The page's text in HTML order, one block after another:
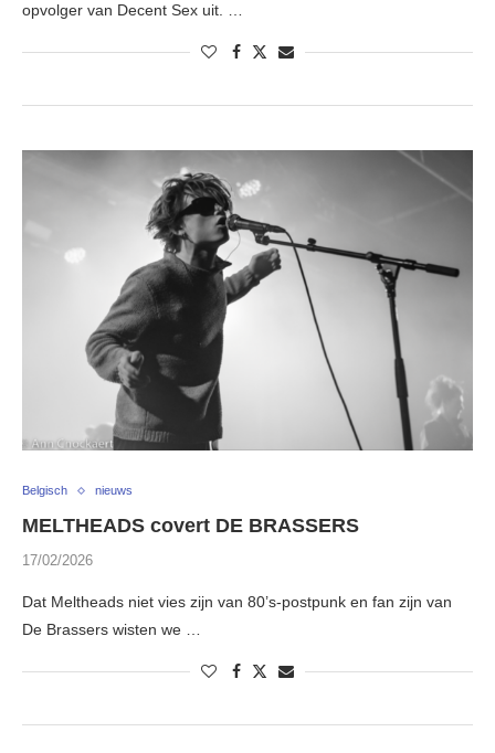
opvolger van Decent Sex uit. …
Belgisch nieuws
MELTHEADS covert DE BRASSERS
17/02/2026
Dat Meltheads niet vies zijn van 80’s-postpunk en fan zijn van
De Brassers wisten we …